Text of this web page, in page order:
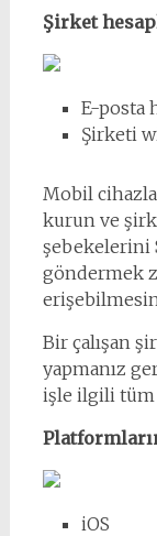
Şirket
E-posta
Şirketi
Mobil
kurun ve
şebekelerini
göndermek
Bir çalışan
yapmanız
işle ilgili tüm
iOS